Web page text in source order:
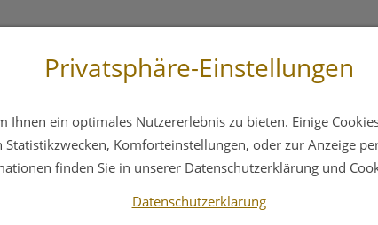
Hautpflege Familie Nahrungsergänzung
Privatsphäre-Einstellungen
Ihnen ein optimales Nutzererlebnis zu bieten. Einige
Komforteinstellungen, oder zur Anzeige
finden Sie in unserer Datenschutzerklärung und
Datenschutzerklärung